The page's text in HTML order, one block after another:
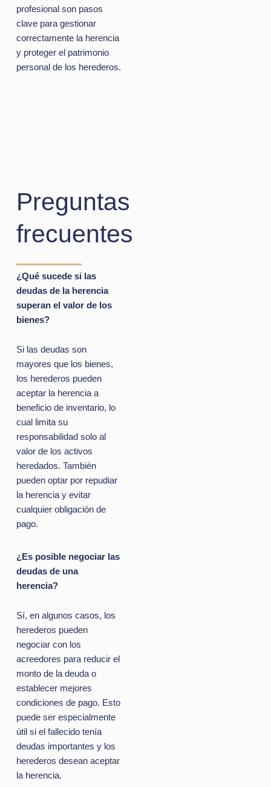
profesional son pasos
clave para gestionar
correctamente la herencia
y proteger el patrimonio
personal de los herederos.
Preguntas
frecuentes
¿Qué sucede si las
deudas de la herencia
superan el valor de los
bienes?
Si las deudas son
mayores que los bienes,
los herederos pueden
aceptar la herencia a
beneficio de inventario, lo
cual limita su
responsabilidad solo al
valor de los activos
heredados. También
pueden optar por repudiar
la herencia y evitar
cualquier obligación de
pago.
¿Es posible negociar las
deudas de una
herencia?
Sí, en algunos casos, los
herederos pueden
negociar con los
acreedores para reducir el
monto de la deuda o
establecer mejores
condiciones de pago. Esto
puede ser especialmente
útil si el fallecido tenía
deudas importantes y los
herederos desean aceptar
la herencia.